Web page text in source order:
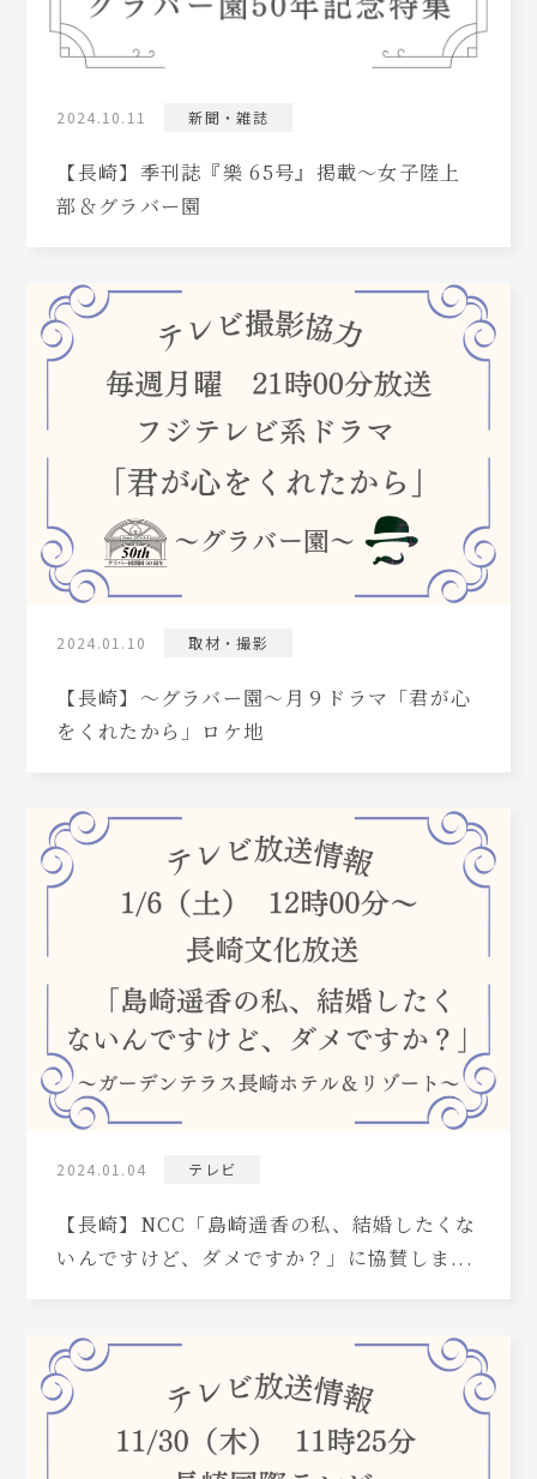
2024.10.11 新聞・雑誌
【長崎】季刊誌『樂 65号』掲載～女子陸上
部＆グラバー園
2024.01.10 取材・撮影
【長崎】～グラバー園～月９ドラマ「君が心
をくれたから」ロケ地
2024.01.04 テレビ
【長崎】NCC「島崎遥香の私、結婚したくな
いんですけど、ダメですか？」に協賛しま...